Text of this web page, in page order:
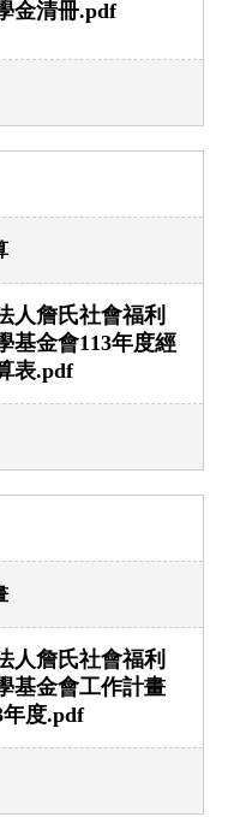
金清冊.pdf
人詹氏社會福利
基金會113年度經
表.pdf
人詹氏社會福利
基金會工作計畫
年度.pdf